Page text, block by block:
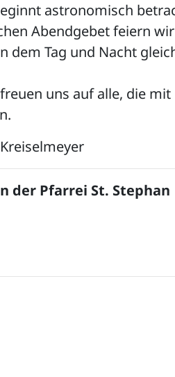
astronomisch
Abendgebet feiern
dem Tag und Nacht
uns auf alle, die mit
der Pfarrei St. Stephan